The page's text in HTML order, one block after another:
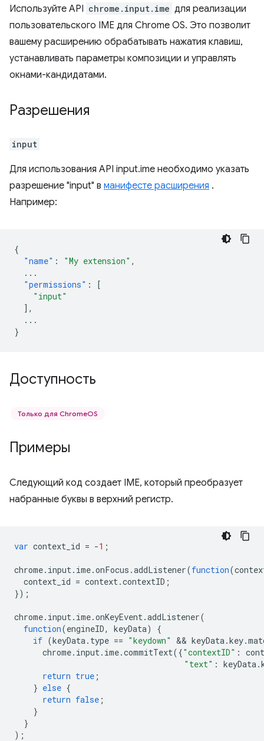
Используйте API chrome.input.ime для реализации
пользовательского IME для Chrome OS. Это позволит
вашему расширению обрабатывать нажатия клавиш,
устанавливать параметры композиции и управлять
окнами-кандидатами.
Разрешения
input
Для использования API input.ime необходимо указать
разрешение "input" в манифесте расширения .
Например:
{
"name" : "My extension" ,
...
"permissions" :
[
"input"
],
...
}
Доступность
Только для ChromeOS
Примеры
Следующий код создает IME, который преобразует
набранные буквы в верхний регистр.
var context_id = -1 ;
chrome. input. ime.onFocus .addListener(function(
context_id = context.contextID ;
});
chrome. input. ime.onKeyEvent.addListener(
function(engineID, keyData)
{
if (keyData. type == "keydown" && keyData.key.
chrome. input. ime.commitText({"contextID" :
"text" : keyData.
return true ;
} else {
return false ;
}
}
);